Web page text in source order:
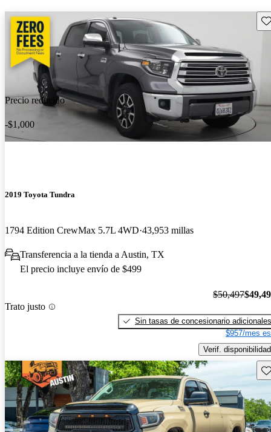
Precio reducido
-$1,000
2019 Toyota Tundra
1794 Edition CrewMax 5.7L 4WD 43,953 millas
Transferencia a la tienda a Austin, TX
El precio incluye envío de $499
Trato justo
$50,497
Sin tasas de concesionario adicionales
$957/mes
Verif. disponibilidad